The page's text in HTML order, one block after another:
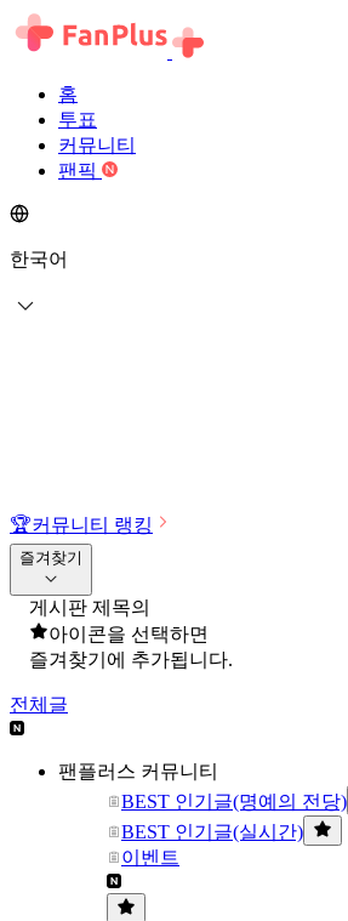
홈
투표
커뮤니티
팬픽
한국어
🏆커뮤니티 랭킹
즐겨찾기
게시판 제목의
아이콘을 선택하면
즐겨찾기에 추가됩니다.
전체글
팬플러스 커뮤니티
BEST 인기글(명예의 전당)
BEST 인기글(실시간)
이벤트